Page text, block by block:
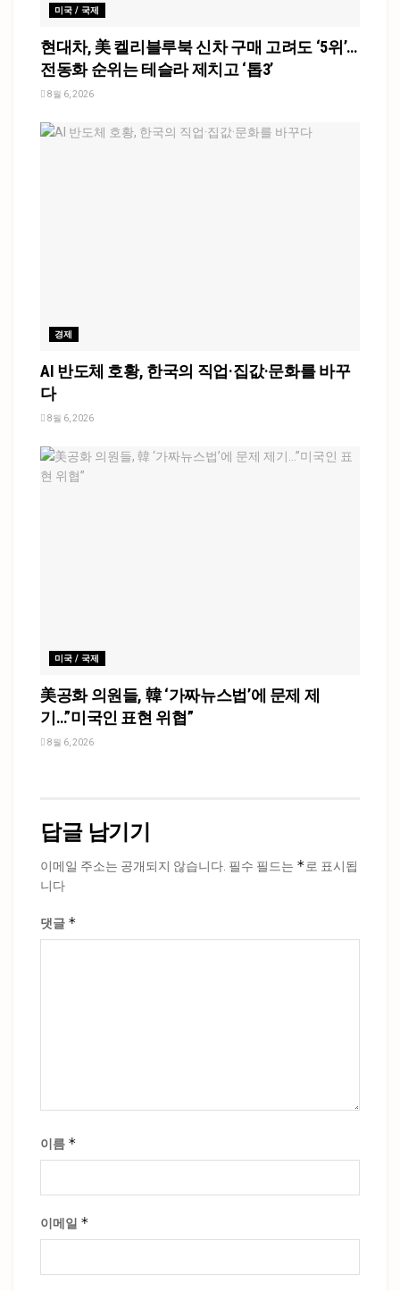
미국 / 국제
현대차, 美 켈리블루북 신차 구매 고려도 ‘5위’…
전동화 순위는 테슬라 제치고 ‘톱3’
8월 6, 2026
경제
AI 반도체 호황, 한국의 직업·집값·문화를 바꾸
다
8월 6, 2026
미국 / 국제
美공화 의원들, 韓 ‘가짜뉴스법’에 문제 제
기…”미국인 표현 위협”
8월 6, 2026
답글 남기기
이메일 주소는 공개되지 않습니다. 필수 필드는 *로 표시됩
니다
댓글 *
이름 *
이메일 *